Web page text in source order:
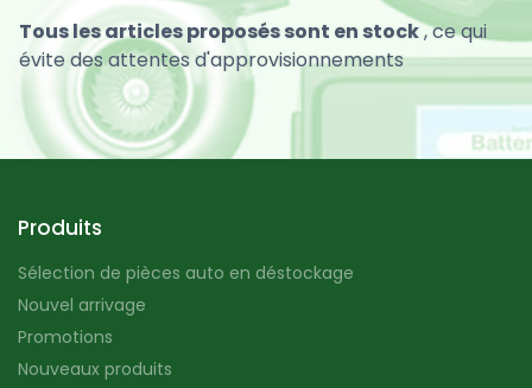
Tous les articles proposés sont en stock, ce qui
évite des attentes d'approvisionnements
Produits
Sélection de pièces auto en déstockage
Nouvel arrivage
Promotions
Nouveaux produits